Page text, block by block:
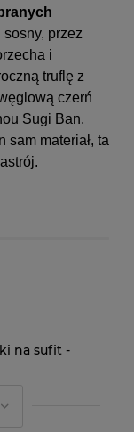
sosny, przez
i
truflę z
czerń
Sugi Ban.
materiał, ta
na sufit -